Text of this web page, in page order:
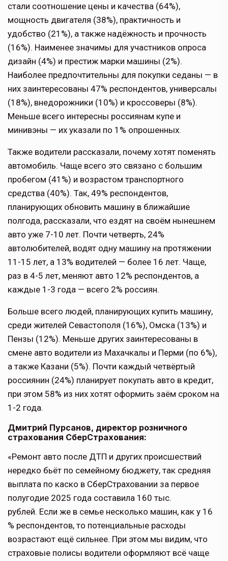
стали соотношение цены и качества (64%),
мощность двигателя (38%), практичность и
удобство (21%), а также надёжность и прочность
(16%). Наименее значимы для участников опроса
дизайн (4%) и престиж марки машины (2%).
Наиболее предпочтительны для покупки седаны — в
них заинтересованы 47% респондентов, универсалы
(18%), внедорожники (10%) и кроссоверы (8%).
Меньше всего интересны россиянам купе и
минивэны — их указали по 1% опрошенных.
Также водители рассказали, почему хотят поменять
автомобиль. Чаще всего это связано с большим
пробегом (41%) и возрастом транспортного
средства (40%). Так, 49% респондентов,
планирующих обновить машину в ближайшие
полгода, рассказали, что ездят на своём нынешнем
авто уже 7-10 лет. Почти четверть, 24%
автолюбителей, водят одну машину на протяжении
11-15 лет, а 13% водителей — более 16 лет. Чаще,
раз в 4-5 лет, меняют авто 12% респондентов, а
каждые 1-3 года — всего 2% россиян.
Больше всего людей, планирующих купить машину,
среди жителей Севастополя (16%), Омска (13%) и
Пензы (12%). Меньше других заинтересованы в
смене авто водители из Махачкалы и Перми (по 6%),
а также Казани (5%). Почти каждый четвёртый
россиянин (24%) планирует покупать авто в кредит,
при этом 58% из них хотят оформить заём сроком на
1-2 года.
Дмитрий Пурсанов, директор розничного
страхования СберСтрахования:
«Ремонт авто после ДТП и других происшествий
нередко бьёт по семейному бюджету, так средняя
выплата по каско в СберСтраховании за первое
полугодие 2025 года составила 160 тыс.
рублей. Если же в семье несколько машин, как у 16
% респондентов, то потенциальные расходы
возрастают ещё сильнее. При этом мы видим, что
страховые полисы водители оформляют всё чаще